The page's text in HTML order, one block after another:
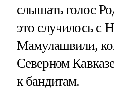
слышать голос
это случилось с
Мамулашвили,
Северном
к бандитам.